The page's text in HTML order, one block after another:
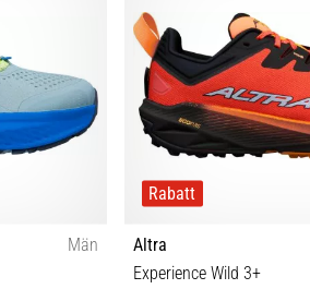
Män
Rabatt
Altra
Experience Wild 3+